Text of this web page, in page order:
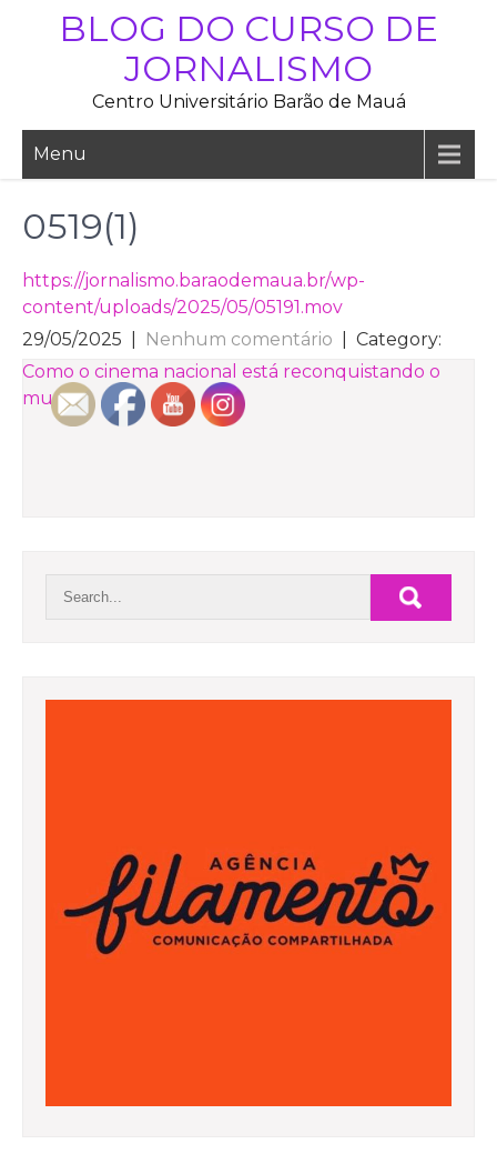
BLOG DO CURSO DE
JORNALISMO
Centro Universitário Barão de Mauá
Menu
0519(1)
https://jornalismo.baraodemaua.br/wp-
content/uploads/2025/05/05191.mov
29/05/2025
Nenhum comentário | Category:
NAVEGAÇÃO
DE
Como o cinema nacional está reconquistando o
mundo